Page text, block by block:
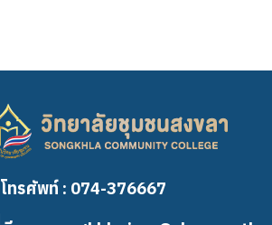
โทรศัพท์ : 074-376667